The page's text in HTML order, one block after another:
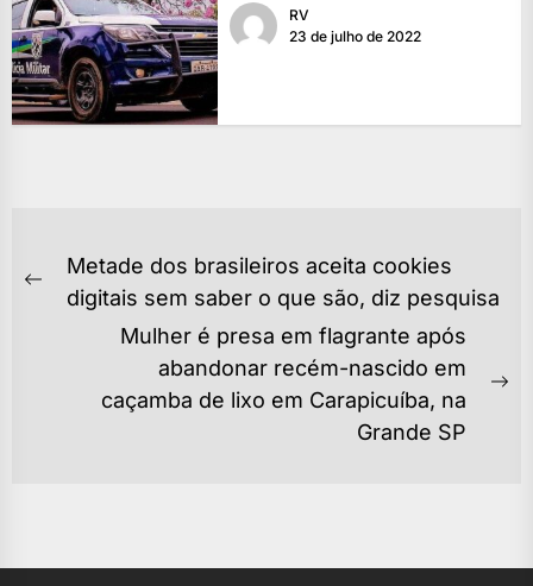
RV
23 de julho de 2022
NAVEGAÇÃO
DEPrevious
Metade dos brasileiros aceita cookies
digitais sem saber o que são, diz pesquisa
Mulher é presa em flagrante após
abandonar recém-nascido em
caçamba de lixo em Carapicuíba, na
Grande SP